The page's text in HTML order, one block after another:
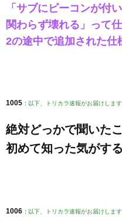
「サブにビーコンが付
関わらず壊れる」って
2の途中で追加された仕
1005 : 以下、トリカラ速報がお届けします
絶対どっかで聞いた
初めて知った気がする
1006 : 以下、トリカラ速報がお届けします